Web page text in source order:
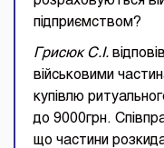
підприємством?
Грисюк С.І.
військовими
купівлю
до 9000грн.
що частини